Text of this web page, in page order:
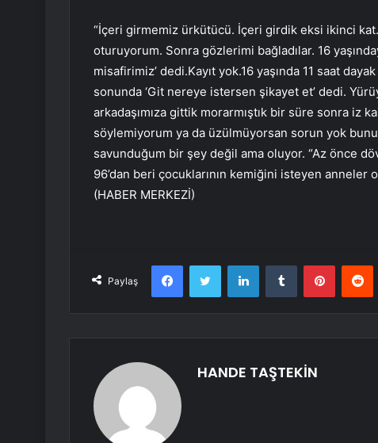
“İçeri girmemiz ürkütücü. İçeri girdik eksi ikinci
oturuyorum. Sonra gözlerimi bağladılar. 16
misafirimiz’ dedi.Kayıt yok.16 yaşında 11 saat
sonunda ‘Git nereye istersen şikayet et’ dedi.
arkadaşımıza gittik morarmıştık bir süre sonra iz
söylemiyorum ya da üzülmüyorsan sorun yok
savunduğum bir şey değil ama oluyor. “Az önce
96’dan beri çocuklarının kemiğini isteyen
(HABER MERKEZİ)
Paylaş
FacebookTwitter LinkedInTumblr Pinterest
HANDE TAŞTEKİN